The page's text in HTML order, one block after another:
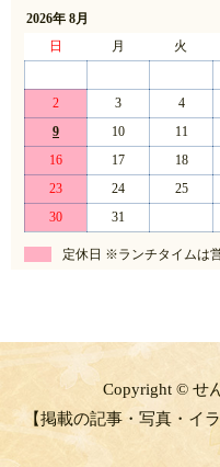
2026年 8月
日
月 火
2
3 4
9
10 11
16
17 18
23
24 25
30
31
定休日 ※ランチタイムは
Copyright © せ
【掲載の記事・写真・イ